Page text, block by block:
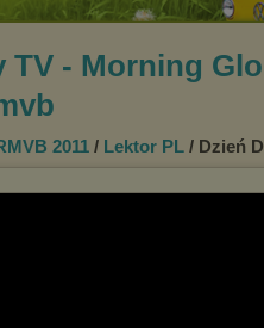
TV - Morning
2011 / Lektor PL / Dzień